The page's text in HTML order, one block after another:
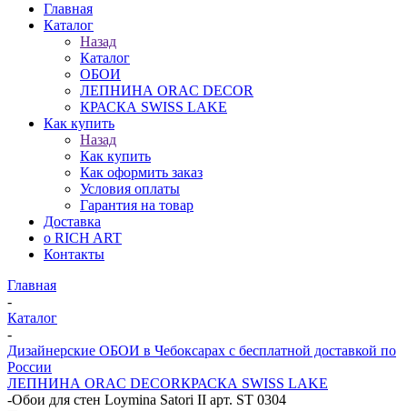
Главная
Каталог
Назад
Каталог
ОБОИ
ЛЕПНИНА ORAC DECOR
КРАСКА SWISS LAKE
Как купить
Назад
Как купить
Как оформить заказ
Условия оплаты
Гарантия на товар
Доставка
о RICH ART
Контакты
Главная
-
Каталог
-
Дизайнерские ОБОИ в Чебоксарах с бесплатной доставкой по
России
ЛЕПНИНА ORAC DECORКРАСКА SWISS LAKE
-Обои для стен Loymina Satori II арт. ST 0304